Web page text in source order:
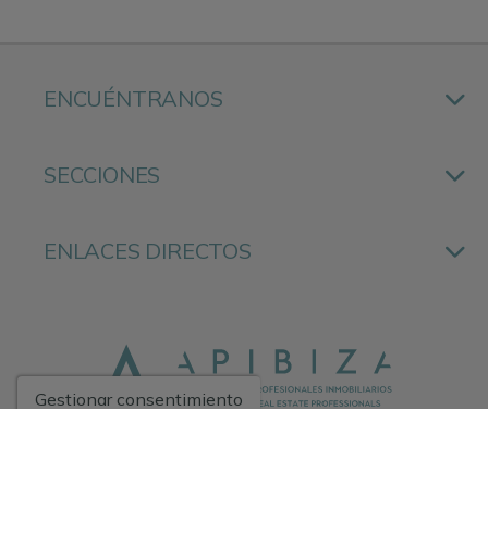
ENCUÉNTRANOS
SECCIONES
ENLACES DIRECTOS
Gestionar consentimiento